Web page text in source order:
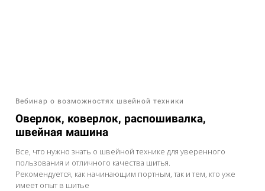
Вебинар о возможностях швейной техники
Оверлок, коверлок, распошивалка,
швейная машина
Все, что нужно знать о швейной технике для уверенного
пользования и отличного качества шитья.
Рекомендуется, как начинающим портным, так и тем, кто уже
имеет опыт в шитье